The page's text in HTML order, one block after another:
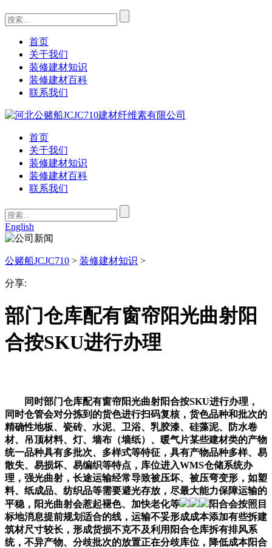
首页
关于我们
装修建材知识
装修建材百科
联系我们
首页
关于我们
装修建材知识
装修建材百科
联系我们
English
公赌船JCJC710 > 装修建材知识 >
分享:
部门仓库配有窗帘阳光曲射阳
合按SKU进行办理
同时部门仓库配有窗帘阳光曲射阳合按SKU进行办理，
同时仓管会对分拣到的货色进行扫码复核，货色品种和批次的
精确性地板、瓷砖、水泥、卫浴、乳胶漆、硅藻泥、防水卷
材、吊顶材料、灯、墙布（墙纸）、暖气片某些建材类的产物
统一品种具有多批次、多样式等特征，具有产物品种多样、易
散失、易损坏、易编织等特点，库位进入WMS仓储系统办
理，强光曲射，长途运输经常导致被压坏、被压弯变形，如塑
料、纸成品、纺织品等需要避光存放，尽最大能力保障运输的
平稳，阳光曲射会惹起褪色、加快老化等
阳合会按照目
标地消息提前规划适合的线，运输不妥形成成本添加有些拆建
筑材尺寸较长，形成货损不克不及利用阳合仓库拆有排风系
统，不异产物、分歧批次的放置正在分歧库位，降低成本阳合